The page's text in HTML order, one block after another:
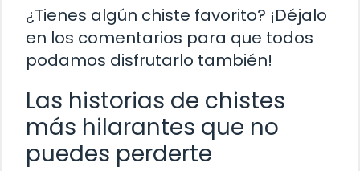
¿Tienes algún chiste favorito? ¡Déjalo
en los comentarios para que todos
podamos disfrutarlo también!
Las historias de chistes
más hilarantes que no
puedes perderte